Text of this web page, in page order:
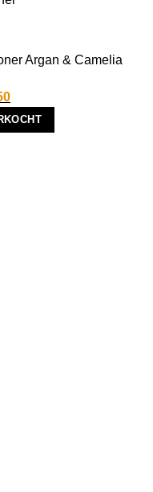
Argan & Camelia
Huidige
prijs
is: